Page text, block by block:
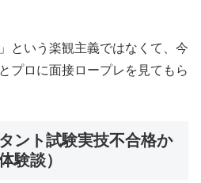
という楽観主義ではなくて、今
プロに面接ロープレを見てもら
ント試験実技不合格か
験談）